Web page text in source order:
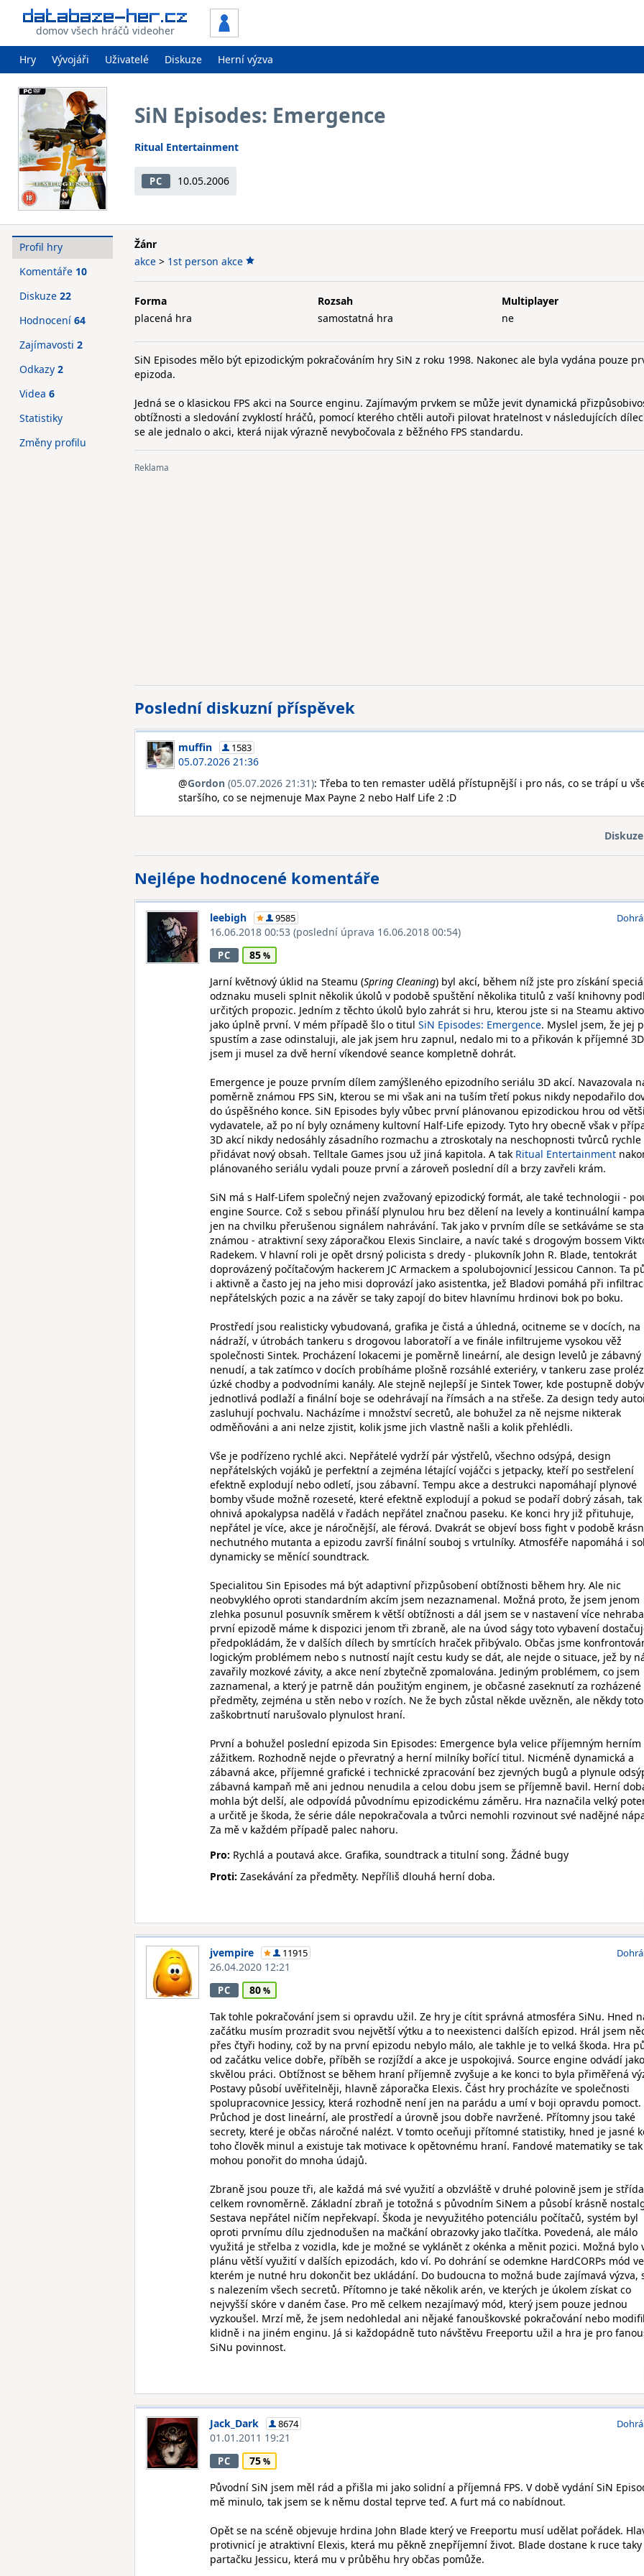
domov všech hráčů videoher
Hry Vývojáři Uživatelé Diskuze Herní výzva
SiN Episodes: Emergence
Ritual Entertainment
PC 10.05.2006
Žánr
akce > 1st person akce
Forma
placená hra
Rozsah
samostatná hra
Multiplayer
ne
SiN Episodes mělo být epizodickým pokračováním hry SiN z roku 1998. Nakonec ale byla vydána pouze
epizoda.
Jedná se o klasickou FPS akci na Source enginu. Zajímavým prvkem se může jevit dynamická
obtížnosti a sledování zvyklostí hráčů, pomocí kterého chtěli autoři pilovat hratelnost v následujících
se ale jednalo o akci, která nijak výrazně nevybočovala z běžného FPS standardu.
Poslední diskuzní příspěvek
muffin 1583
05.07.2026 21:36
@Gordon (05.07.2026 21:31): Třeba to ten remaster udělá přístupnější i pro nás, co se trápí u
staršího, co se nejmenuje Max Payne 2 nebo Half Life 2 :D
Nejlépe hodnocené komentáře
leebigh 9585
16.06.2018 00:53 (poslední úprava 16.06.2018 00:54)
PC
85
Jarní květnový úklid na Steamu (Spring Cleaning) byl akcí, během níž jste pro získání
odznaku museli splnit několik úkolů v podobě spuštění několika titulů z vaší knihovny
určitých propozic. Jedním z těchto úkolů bylo zahrát si hru, kterou jste si na Steamu
jako úplně první. V mém případě šlo o titul SiN Episodes: Emergence. Myslel jsem, že jej
spustím a zase odinstaluji, ale jak jsem hru zapnul, nedalo mi to a přikován k příjemné
jsem ji musel za dvě herní víkendové seance kompletně dohrát.
Emergence je pouze prvním dílem zamýšleného epizodního seriálu 3D akcí. Navazovala
poměrně známou FPS SiN, kterou se mi však ani na tuším třetí pokus nikdy nepodařilo
do úspěšného konce. SiN Episodes byly vůbec první plánovanou epizodickou hrou od
vydavatele, až po ní byly oznámeny kultovní Half-Life epizody. Tyto hry obecně však v
3D akcí nikdy nedosáhly zásadního rozmachu a ztroskotaly na neschopnosti tvůrců rychle
přidávat nový obsah. Telltale Games jsou už jiná kapitola. A tak Ritual Entertainment
plánovaného seriálu vydali pouze první a zároveň poslední díl a brzy zavřeli krám.
SiN má s Half-Lifem společný nejen zvažovaný epizodický formát, ale také technologii -
engine Source. Což s sebou přináší plynulou hru bez dělení na levely a kontinuální
jen na chvilku přerušenou signálem nahrávání. Tak jako v prvním díle se setkáváme se
známou - atraktivní sexy záporačkou Elexis Sinclaire, a navíc také s drogovým bossem
Radekem. V hlavní roli je opět drsný policista s dredy - plukovník John R. Blade, tentokrát
doprovázený počítačovým hackerem JC Armackem a spolubojovnicí Jessicou Cannon. Ta
i aktivně a často jej na jeho misi doprovází jako asistentka, jež Bladovi pomáhá při
nepřátelských pozic a na závěr se taky zapojí do bitev hlavnímu hrdinovi bok po boku.
Prostředí jsou realisticky vybudovaná, grafika je čistá a úhledná, ocitneme se v docích, na
nádraží, v útrobách tankeru s drogovou laboratoří a ve finále infiltrujeme vysokou věž
společnosti Sintek. Procházení lokacemi je poměrně lineární, ale design levelů je zábavný
nenudí, a tak zatímco v docích probíháme plošně rozsáhlé exteriéry, v tankeru zase
úzké chodby a podvodními kanály. Ale stejně nejlepší je Sintek Tower, kde postupně
jednotlivá podlaží a finální boje se odehrávají na římsách a na střeše. Za design tedy
zasluhují pochvalu. Nacházíme i množství secretů, ale bohužel za ně nejsme nikterak
odměňováni a ani nelze zjistit, kolik jsme jich vlastně našli a kolik přehlédli.
Vše je podřízeno rychlé akci. Nepřátelé vydrží pár výstřelů, všechno odsýpá, design
nepřátelských vojáků je perfektní a zejména létající vojáčci s jetpacky, kteří po sestřelení
efektně explodují nebo odletí, jsou zábavní. Tempu akce a destrukci napomáhají plynové
bomby všude možně rozeseté, které efektně explodují a pokud se podaří dobrý zásah, tak
ohnivá apokalypsa nadělá v řadách nepřátel značnou paseku. Ke konci hry již přituhuje,
nepřátel je více, akce je náročnější, ale férová. Dvakrát se objeví boss fight v podobě
nechutného mutanta a epizodu završí finální souboj s vrtulníky. Atmosféře napomáhá i
dynamicky se měnící soundtrack.
Specialitou Sin Episodes má být adaptivní přizpůsobení obtížnosti během hry. Ale nic
neobvyklého oproti standardním akcím jsem nezaznamenal. Možná proto, že jsem jenom
zlehka posunul posuvník směrem k větší obtížnosti a dál jsem se v nastavení více
první epizodě máme k dispozici jenom tři zbraně, ale na úvod ságy toto vybavení
předpokládám, že v dalších dílech by smrtících hraček přibývalo. Občas jsme
logickým problémem nebo s nutností najít cestu kudy se dát, ale nejde o situace, jež by
zavařily mozkové závity, a akce není zbytečně zpomalována. Jediným problémem, co jsem
zaznamenal, a který je patrně dán použitým enginem, je občasné zaseknutí za rozházené
předměty, zejména u stěn nebo v rozích. Ne že bych zůstal někde uvězněn, ale někdy toto
zaškobrtnutí narušovalo plynulost hraní.
První a bohužel poslední epizoda Sin Episodes: Emergence byla velice příjemným herním
zážitkem. Rozhodně nejde o převratný a herní milníky bořící titul. Nicméně dynamická a
zábavná akce, příjemné grafické i technické zpracování bez zjevných bugů a plynule
zábavná kampaň mě ani jednou nenudila a celou dobu jsem se příjemně bavil. Herní
mohla být delší, ale odpovídá původnímu epizodickému záměru. Hra naznačila velký
a určitě je škoda, že série dále nepokračovala a tvůrci nemohli rozvinout své nadějné
Za mě v každém případě palec nahoru.
Pro: Rychlá a poutavá akce. Grafika, soundtrack a titulní song. Žádné bugy
Proti: Zasekávání za předměty. Nepříliš dlouhá herní doba.
jvempire 11915
26.04.2020 12:21
PC
80
Tak tohle pokračování jsem si opravdu užil. Ze hry je cítit správná atmosféra SiNu. Hned
začátku musím prozradit svou největší výtku a to neexistenci dalších epizod. Hrál jsem
přes čtyři hodiny, což by na první epizodu nebylo málo, ale takhle je to velká škoda. Hra
od začátku velice dobře, příběh se rozjíždí a akce je uspokojivá. Source engine odvádí
skvělou práci. Obtížnost se během hraní příjemně zvyšuje a ke konci to byla přiměřená
Postavy působí uvěřitelněji, hlavně záporačka Elexis. Část hry procházíte ve společnosti
spolupracovnice Jessicy, která rozhodně není jen na parádu a umí v boji opravdu pomoct.
Průchod je dost lineární, ale prostředí a úrovně jsou dobře navržené. Přítomny jsou také
secrety, které je občas náročné nalézt. V tomto oceňuji přítomné statistiky, hned je jasné
toho člověk minul a existuje tak motivace k opětovnému hraní. Fandové matematiky se tak
mohou ponořit do mnoha údajů.
Zbraně jsou pouze tři, ale každá má své využití a obzvláště v druhé polovině jsem je
celkem rovnoměrně. Základní zbraň je totožná s původním SiNem a působí krásně
Sestava nepřátel ničím nepřekvapí. Škoda je nevyužitého potenciálu počítačů, systém byl
oproti prvnímu dílu zjednodušen na mačkání obrazovky jako tlačítka. Povedená, ale málo
využitá je střelba z vozidla, kde je možné se vyklánět z okénka a měnit pozici. Možná bylo
plánu větší využití v dalších epizodách, kdo ví. Po dohrání se odemkne HardCORPs mód ve
kterém je nutné hru dokončit bez ukládání. Do budoucna to možná bude zajímavá výzva,
s nalezením všech secretů. Přítomno je také několik arén, ve kterých je úkolem získat co
nejvyšší skóre v daném čase. Pro mě celkem nezajímavý mód, který jsem pouze jednou
vyzkoušel. Mrzí mě, že jsem nedohledal ani nějaké fanouškovské pokračování nebo
klidně i na jiném enginu. Já si každopádně tuto návštěvu Freeportu užil a hra je pro
SiNu povinnost.
Jack_Dark 8674
01.01.2011 19:21
PC
75
Původní SiN jsem měl rád a přišla mi jako solidní a příjemná FPS. V době vydání SiN
mě minulo, tak jsem se k němu dostal teprve teď. A furt má co nabídnout.
Opět se na scéně objevuje hrdina John Blade který ve Freeportu musí udělat pořádek.
protivnicí je atraktivní Elexis, která mu pěkně znepříjemní život. Blade dostane k ruce taky
partačku Jessicu, která mu v průběhu hry občas pomůže.
Profil hry
Komentáře 10
Diskuze 22
Hodnocení 64
Zajímavosti 2
Odkazy 2
Videa 6
Statistiky
Změny profilu